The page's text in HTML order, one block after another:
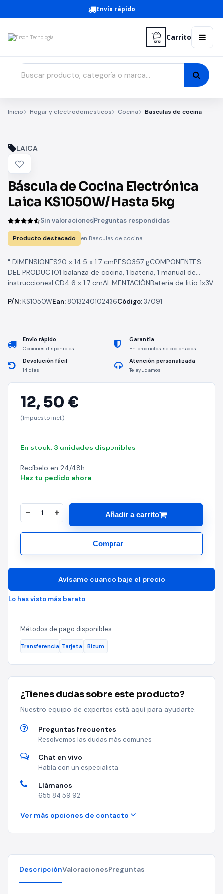
Envío rápido
Carrito
Inicio Hogar y electrodomesticos Cocina Basculas de cocina
LAICA
Báscula de Cocina Electrónica
Laica KS1050W/ Hasta 5kg
Sin valoracionesPreguntas respondidas
Producto destacado en Basculas de cocina
" DIMENSIONES20 x 14.5 x 1.7 cmPESO357 gCOMPONENTES
DEL PRODUCTO1 balanza de cocina, 1 bateria, 1 manual de
instruccionesLCD4.6 x 1.7 cmALIMENTACIÓNBatería de litio 1x3V
P/N:KS1050WEan: 8013240102436Código:37091
Envío rápido
Opciones disponibles
Garantía
En productos seleccionados
Devolución fácil
14 días
Atención personalizada
Te ayudamos
12,50 €
(Impuesto incl.)
En stock: 3 unidades disponibles
Recíbelo en 24/48h
Haz tu pedido ahora
Añadir a carrito
Comprar
Avísame cuando baje el precio
Lo has visto más barato
Métodos de pago disponibles
Transferencia Tarjeta Bizum
¿Tienes dudas sobre este producto?
Nuestro equipo de expertos está aquí para ayudarte.
Preguntas frecuentes
Resolvemos las dudas más comunes
Chat en vivo
Habla con un especialista
Llámanos
655 84 59 92
Ver más opciones de contacto
DescripciónValoracionesPreguntas